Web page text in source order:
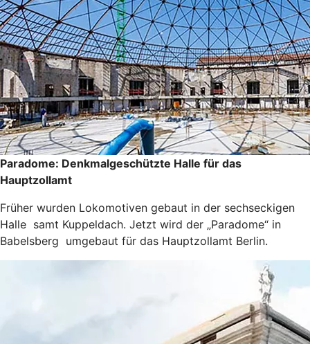
Paradome: Denkmalgeschützte Halle für das
Hauptzollamt
Früher wurden Lokomotiven gebaut in der sechseckigen
Halle samt Kuppeldach. Jetzt wird der „Paradome“ in
Babelsberg umgebaut für das Hauptzollamt Berlin.